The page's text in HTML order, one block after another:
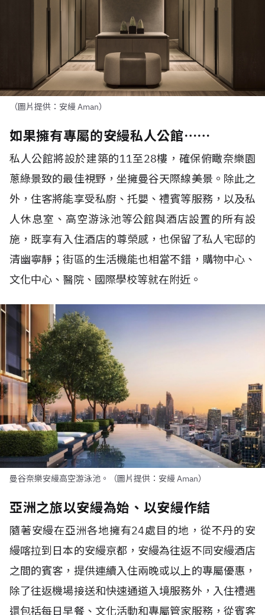
（圖片提供：安縵 Aman）
如果擁有專屬的安縵私人公館⋯⋯
私人公館將設於建築的11至28樓，確保俯瞰奈樂園
蔥綠景致的最佳視野，坐擁曼谷天際線美景。除此之
外，住客將能享受私廚、托嬰、禮賓等服務，以及私
人休息室、高空游泳池等公館與酒店設置的所有設
施，既享有入住酒店的尊榮感，也保留了私人宅邸的
清幽寧靜；街區的生活機能也相當不錯，購物中心、
文化中心、醫院、國際學校等就在附近。
曼谷奈樂安縵高空游泳池。（圖片提供：安縵 Aman）
亞洲之旅以安縵為始、以安縵作結
隨著安縵在亞洲各地擁有24處目的地，從不丹的安
縵喀拉到日本的安縵京都，安縵為往返不同安縵酒店
之間的賓客，提供連續入住兩晚或以上的專屬優惠，
除了往返機場接送和快速通道入境服務外，入住禮遇
還包括每日早餐、文化活動和專屬管家服務，從賓客